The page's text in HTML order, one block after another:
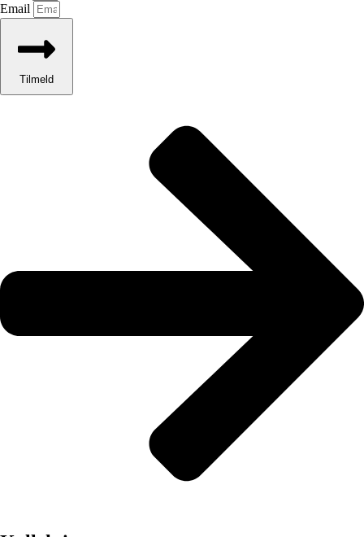
Email
Tilmeld